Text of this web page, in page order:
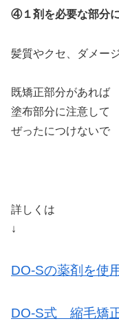
④１剤を必要な部分
髪質やクセ、ダメー
既矯正部分があれば
塗布部分に注意して
ぜったにつけないで
詳しくは
↓
DO-Sの薬剤を使
DO-S式 縮毛矯